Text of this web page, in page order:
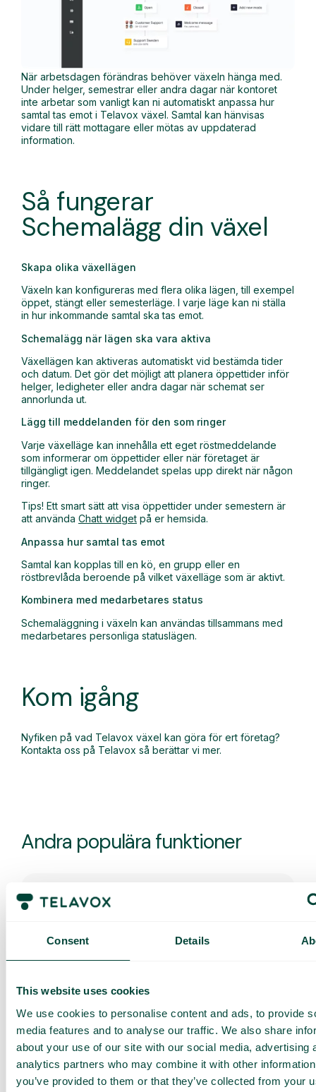
Consent Details
This website uses cookies
We use cookies to personalise content and ads, to provide
media features and to analyse our traffic. We also share
about your use of our site with our social media, advertising
analytics partners who may combine it with other
you’ve provided to them or that they’ve collected from your
När arbetsdagen förändras behöver växeln hänga med.
Under helger, semestrar eller andra dagar när kontoret
inte arbetar som vanligt kan ni automatiskt anpassa hur
samtal tas emot i Telavox växel. Samtal kan hänvisas
vidare till rätt mottagare eller mötas av uppdaterad
information.
Så fungerar
Schemalägg din växel
Skapa olika växellägen
Växeln kan konfigureras med flera olika lägen, till exempel
öppet, stängt eller semesterläge. I varje läge kan ni ställa
in hur inkommande samtal ska tas emot.
Schemalägg när lägen ska vara aktiva
Växellägen kan aktiveras automatiskt vid bestämda tider
och datum. Det gör det möjligt att planera öppettider inför
helger, ledigheter eller andra dagar när schemat ser
annorlunda ut.
Lägg till meddelanden för den som ringer
Varje växelläge kan innehålla ett eget röstmeddelande
som informerar om öppettider eller när företaget är
tillgängligt igen. Meddelandet spelas upp direkt när någon
ringer.
Tips! Ett smart sätt att visa öppettider under semestern är
att använda Chatt widget på er hemsida.
Anpassa hur samtal tas emot
Samtal kan kopplas till en kö, en grupp eller en
röstbrevlåda beroende på vilket växelläge som är aktivt.
Kombinera med medarbetares status
Schemaläggning i växeln kan användas tillsammans med
medarbetares personliga statuslägen.
Kom igång
Nyfiken på vad Telavox växel kan göra för ert företag?
Kontakta oss på Telavox så berättar vi mer.
Andra populära funktioner
Operator gör det enkelt för professionella